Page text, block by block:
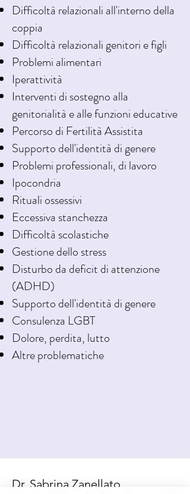
Difficoltà relazionali all'interno della
coppia
Difficoltà relazionali genitori e figli
Problemi alimentari
Iperattività
Interventi di sostegno alla
genitorialità e alle funzioni educative
Percorso di Fertilità Assistita
Supporto dell'identità di genere
Problemi professionali, di lavoro
Ipocondria
Rituali ossessivi
Eccessiva stanchezza
Difficoltà scolastiche
Gestione dello stress
Disturbo da deficit di attenzione
(ADHD)
Supporto dell'identità di genere
Consulenza LGBT
Dolore, perdita, lutto
Altre problematiche
Dr. Sabrina Zanellato